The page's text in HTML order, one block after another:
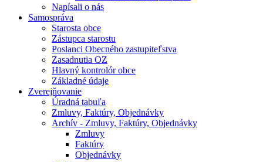
Napísali o nás
Samospráva
Starosta obce
Zástupca starostu
Poslanci Obecného zastupiteľstva
Zasadnutia OZ
Hlavný kontrolór obce
Základné údaje
Zverejňovanie
Úradná tabuľa
Zmluvy, Faktúry, Objednávky
Archív - Zmluvy, Faktúry, Objednávky
Zmluvy
Faktúry
Objednávky